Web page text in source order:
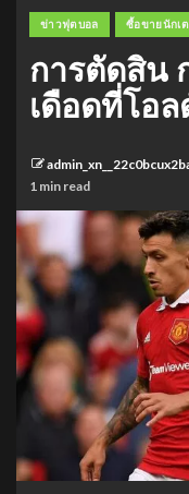
ข่าวฟุตบอล ซื้อขายนักเ
การตัดสิน
เดือดที่โอ
1 min read